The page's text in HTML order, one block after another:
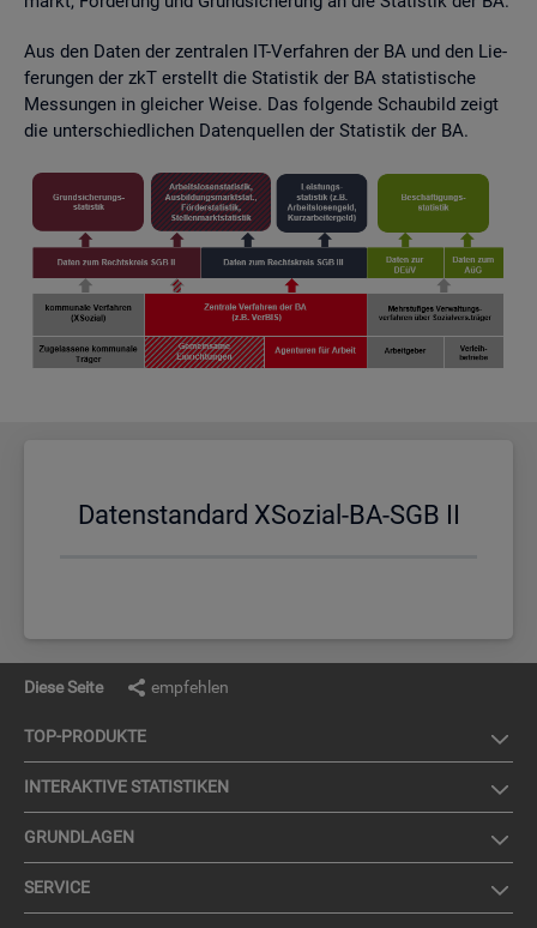
Aus den Daten der zen­tra­len IT-Ver­fah­ren der BA und den Lie­
fe­run­gen der zkT er­stellt die Sta­tis­tik der BA sta­tis­ti­sche
Mes­sun­gen in glei­cher Weise. Das fol­gen­de Schau­bild zeigt
die un­ter­schied­li­chen Da­ten­quel­len der Sta­tis­tik der BA.
Da­ten­stan­dard XSo­zi­al-BA-SGB II
Diese Seite empfehlen
TOP-PRO­DUK­TE
IN­TER­AK­TI­VE STA­TIS­TI­KEN
GRUND­LA­GEN
SER­VICE